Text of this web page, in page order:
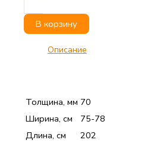
В корзину
Описание
Толщина, мм 70
Ширина, см
75-78
Длина, см
202